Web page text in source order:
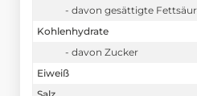
- davon gesättigte
Kohlenhydrate
- davon Zucker
Eiweiß